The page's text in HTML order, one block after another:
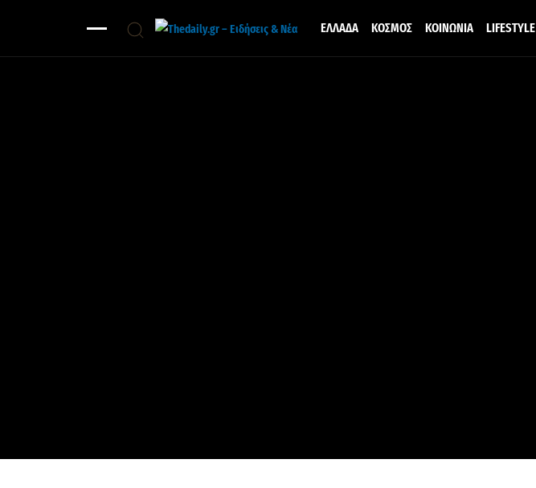
ΕΛΛΑΔΑ ΚΟΣΜΟΣ ΚΟΙΝΩΝΙΑ LIFESTYLE